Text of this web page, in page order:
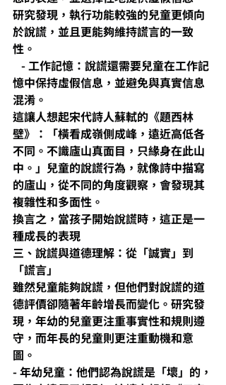
研究發現，執行功能較強的兒童更傾向
於說謊，並且更能夠維持謊言的一致
性。
- 工作記憶：說謊還需要兒童在工作記
憶中保持虛假信息，並避免與真實信息
混淆。
這讓人想起宋代詩人蘇軾的《題西林
壁》：「橫看成嶺側成峰，遠近高低各
不同。不識廬山真面目，只緣身在此山
中。」兒童的說謊行為，就像詩中描寫
的廬山，從不同的角度觀察，會發現其
複雜性和多面性。
換言之，當孩子開始說謊時，這正是一
種成長的表現
三、說謊與道德理解：從「誠實」到
「謊言」
雖然兒童能夠說謊，但他們對說謊的道
德評價卻隨著年齡增長而變化。研究發
現，年幼的兒童更注重事實性和規則遵
守，而年長的兒童則更注重動機和意
圖。
- 年幼兒童：他們認為說謊是「壞」的，